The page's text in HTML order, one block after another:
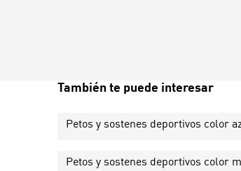
También te puede interesar
Petos y sostenes deportivos color
Petos y sostenes deportivos color